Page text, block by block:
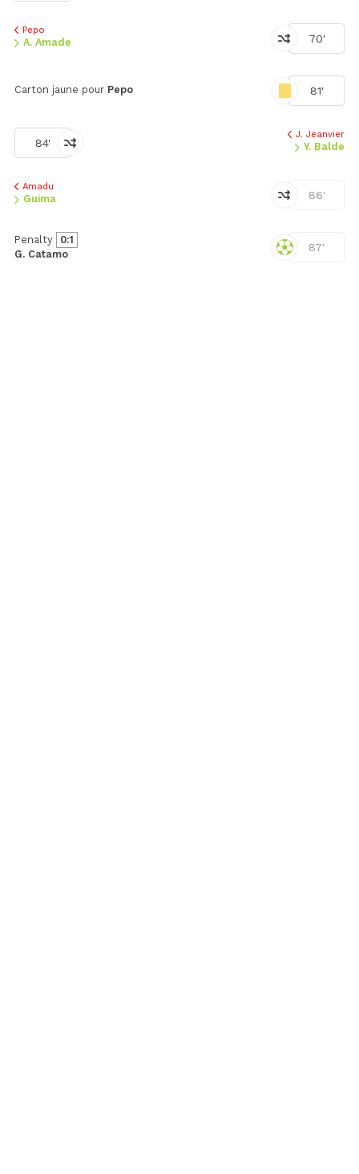
70'
Pepo
A. Amade
81'
Carton jaune pour Pepo
84'
J. Jeanvier
Y. Balde
86'
Amadu
Guima
87'
Penalty
0:1
G. Catamo